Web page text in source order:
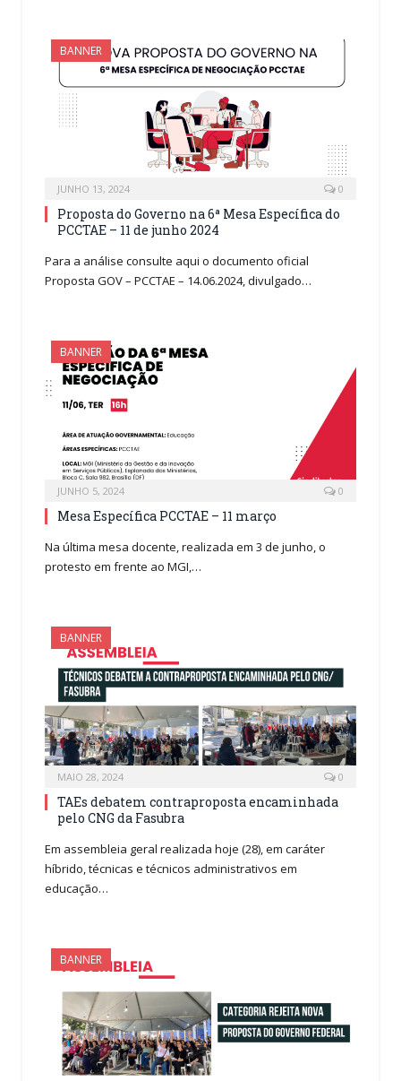
BANNER
JUNHO 13, 2024 0
Proposta do Governo na 6ª Mesa Específica do
PCCTAE – 11 de junho 2024
Para a análise consulte aqui o documento oficial
Proposta GOV – PCCTAE – 14.06.2024, divulgado…
BANNER
JUNHO 5, 2024 0
Mesa Específica PCCTAE – 11 março
Na última mesa docente, realizada em 3 de junho, o
protesto em frente ao MGI,…
BANNER
MAIO 28, 2024 0
TAEs debatem contraproposta encaminhada
pelo CNG da Fasubra
Em assembleia geral realizada hoje (28), em caráter
híbrido, técnicas e técnicos administrativos em
educação…
BANNER